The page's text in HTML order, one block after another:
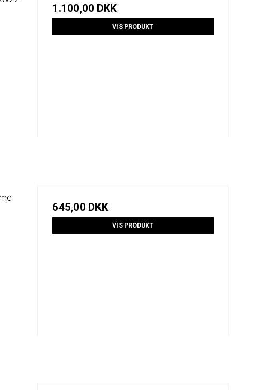
1.100,00 DKK
VIS PRODUKT
645,00 DKK
VIS PRODUKT